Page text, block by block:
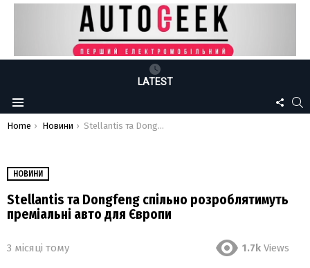
LATEST
Menu
US
You are here:
Home Новини Stellantis та Dongfeng спільно розроблятимуть преміальні авто для Європи
НОВИНИ
Stellantis та Dongfeng спільно розроблятимуть
преміальні авто для Європи
3 місяці тому 1.7k Views